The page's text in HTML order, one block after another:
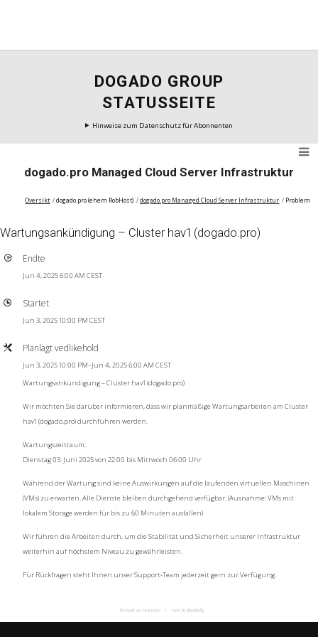
DOGADO GROUP
STATUSSEITE
Hinweise zum Datenschutz für Abonnenten
dogado.pro Managed Cloud Server Infrastruktur
Oversikt dogado.pro (ehem RobHost) dogado.pro Managed Cloud Server Infrastruktur Problem
Wartungsankündigung – Cluster hav1 (dogado.pro)
Endte
Jun 4, 2025 6:00 AM CEST
Startet
Jun 3, 2025 10:00 PM CEST
Planlagt vedlikehold
Jun 3, 2025 10:00 PM–Jun 4, 2025 6:00 AM CEST
Wartungsankündigung – Cluster hav1 (dogado.pro)
Wir möchten Sie darüber informieren, dass wir planmäßige Wartungsarbeiten am Cluster
hav1 (dogado.pro) durchführen werden.
Wartungszeitraum:
Dienstag 03. Juni 2025 von 22:00 bis Mittwoch 06:00 Uhr
Während der Wartung sind keine Auswirkungen auf die laufenden virtuellen Maschinen
(VMs) zu erwarten. Alle Dienste bleiben durchgehend verfügbar. (Ausnahme: VMs mit
lokalem Storage werden für bis zu 60 Minuten ausfallen)
Wir führen die Arbeiten durch, um die Stabilität und Sicherheit unserer Infrastruktur
weiterhin auf höchstem Niveau zu gewährleisten.
Für Rückfragen steht Ihnen unser Support-Team jederzeit gern zur Verfügung.
Drevet av Hund.io Norsk (Bokmål)